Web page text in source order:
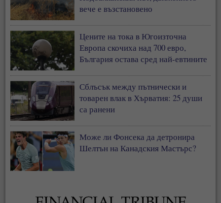
вече е възстановено
Цените на тока в Югоизточна
Европа скочиха над 700 евро,
България остава сред най-евтините
Сблъсък между пътнически и
товарен влак в Хърватия: 25 души
са ранени
Може ли Фонсека да детронира
Шелтън на Канадския Мастърс?